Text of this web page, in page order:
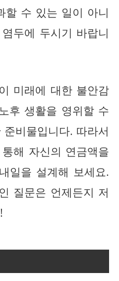
할 수 있는 일이 아니
두에 두시기 바랍니
미래에 대한 불안감
후 생활을 영위할 수
비물입니다. 따라서
해 자신의 연금액을
일을 설계해 보세요.
질문은 언제든지 저